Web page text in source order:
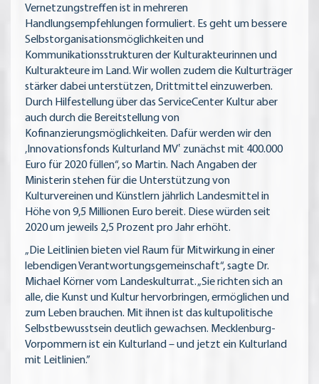
Vernetzungstreffen ist in mehreren
Handlungsempfehlungen formuliert. Es geht um bessere
Selbstorganisationsmöglichkeiten und
Kommunikationsstrukturen der Kulturakteurinnen und
Kulturakteure im Land. Wir wollen zudem die Kulturträger
stärker dabei unterstützen, Drittmittel einzuwerben.
Durch Hilfestellung über das ServiceCenter Kultur aber
auch durch die Bereitstellung von
Kofinanzierungsmöglichkeiten. Dafür werden wir den
‚Innovationsfonds Kulturland MV‛ zunächst mit 400.000
Euro für 2020 füllen“, so Martin. Nach Angaben der
Ministerin stehen für die Unterstützung von
Kulturvereinen und Künstlern jährlich Landesmittel in
Höhe von 9,5 Millionen Euro bereit. Diese würden seit
2020 um jeweils 2,5 Prozent pro Jahr erhöht.
„Die Leitlinien bieten viel Raum für Mitwirkung in einer
lebendigen Verantwortungsgemeinschaft“, sagte Dr.
Michael Körner vom Landeskulturrat. „Sie richten sich an
alle, die Kunst und Kultur hervorbringen, ermöglichen und
zum Leben brauchen. Mit ihnen ist das kultupolitische
Selbstbewusstsein deutlich gewachsen. Mecklenburg-
Vorpommern ist ein Kulturland – und jetzt ein Kulturland
mit Leitlinien.”